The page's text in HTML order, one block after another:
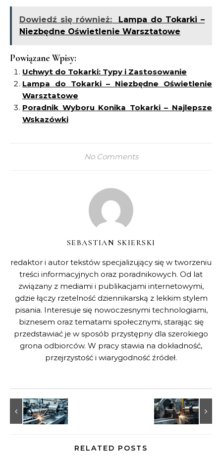
Dowiedź się również:
Lampa do Tokarki –
Niezbędne Oświetlenie Warsztatowe
Powiązane Wpisy:
Uchwyt do Tokarki: Typy i Zastosowanie
Lampa do Tokarki – Niezbędne Oświetlenie
Warsztatowe
Poradnik Wyboru Konika Tokarki – Najlepsze
Wskazówki
No Comments
SEBASTIAN SKIERSKI
redaktor i autor tekstów specjalizujący się w tworzeniu
treści informacyjnych oraz poradnikowych. Od lat
związany z mediami i publikacjami internetowymi,
gdzie łączy rzetelność dziennikarską z lekkim stylem
pisania. Interesuje się nowoczesnymi technologiami,
biznesem oraz tematami społecznymi, starając się
przedstawiać je w sposób przystępny dla szerokiego
grona odbiorców. W pracy stawia na dokładność,
przejrzystość i wiarygodność źródeł.
RELATED POSTS